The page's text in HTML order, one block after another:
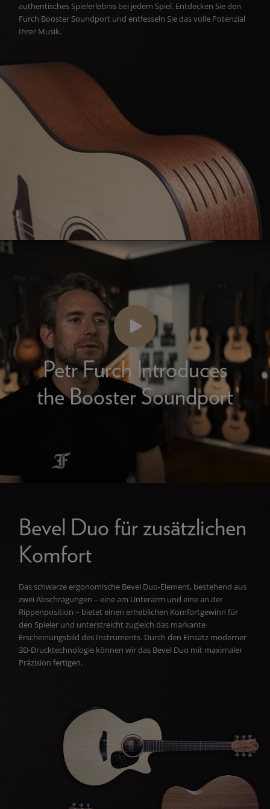
authentisches Spielerlebnis bei jedem Spiel. Entdecken Sie den
Furch Booster Soundport und entfesseln Sie das volle Potenzial
Ihrer Musik.
Petr Furch Introduces
the Booster Soundport
Bevel Duo für zusätzlichen
Komfort
Das schwarze ergonomische Bevel Duo-Element, bestehend aus
zwei Abschrägungen – eine am Unterarm und eine an der
Rippenposition – bietet einen erheblichen Komfortgewinn für
den Spieler und unterstreicht zugleich das markante
Erscheinungsbild des Instruments. Durch den Einsatz moderner
3D-Drucktechnologie können wir das Bevel Duo mit maximaler
Präzision fertigen.